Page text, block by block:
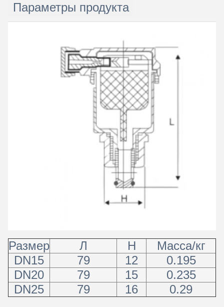
Оставьте сообщение
Мы скоро тебе перезвоним!
Отправить
Параметры продукта
Размер Л H
Масса/кг
DN15
79 12
0.195
DN20
79 15
0.235
DN25
79 16 0.29